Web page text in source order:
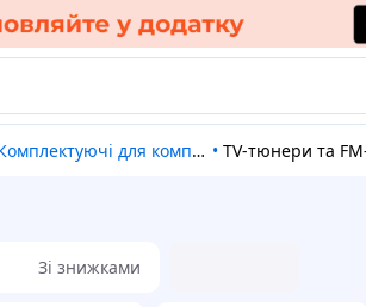
Комплектуючі для комп'ютерної техніки • TV-тюнери та
Зі знижками